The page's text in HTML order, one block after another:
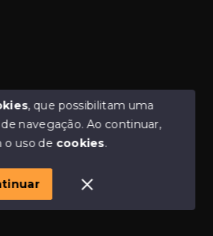
em Araguari | iMartins |
Imobiliário -
, que possibilitam uma
navegação.Ao continuar,
o uso de cookies.